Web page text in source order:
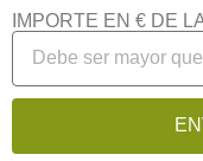
IMPORTE EN € DE